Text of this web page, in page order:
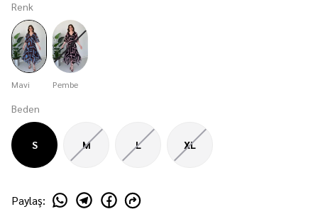
Renk
Mavi Pembe
Beden
S M L XL
Paylaş: